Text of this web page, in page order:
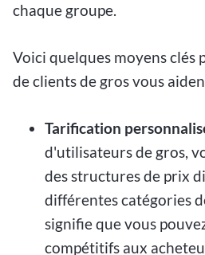
chaque groupe.
Voici quelques moyens clés
de clients de gros vous
Tarification
d'utilisateurs de gros,
des structures de prix
différentes catégories
signifie que vous
compétitifs aux